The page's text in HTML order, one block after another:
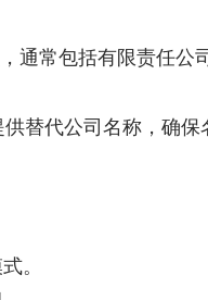
常包括有限责任公
替代公司名称，确
。